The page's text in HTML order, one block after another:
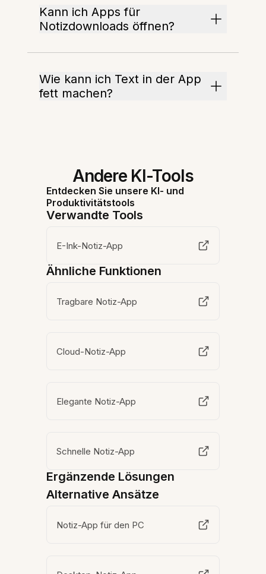
Kann ich Apps für
Notizdownloads öffnen?
Wie kann ich Text in der App
fett machen?
Andere KI-Tools
Entdecken Sie unsere KI- und
Produktivitätstools
Verwandte Tools
E-Ink-Notiz-App
Ähnliche Funktionen
Tragbare Notiz-App
Cloud-Notiz-App
Elegante Notiz-App
Schnelle Notiz-App
Ergänzende Lösungen
Alternative Ansätze
Notiz-App für den PC